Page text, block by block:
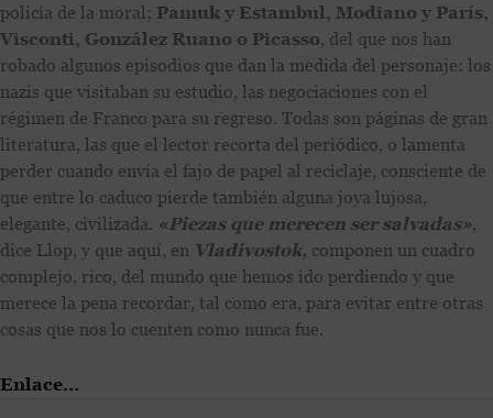
policía de la moral; Pamuk y Estambul, Modiano y París,
Visconti, González Ruano o Picasso, del que nos han
robado algunos episodios que dan la medida del personaje: los
nazis que visitaban su estudio, las negociaciones con el
régimen de Franco para su regreso. Todas son páginas de gran
literatura, las que el lector recorta del periódico, o lamenta
perder cuando envía el fajo de papel al reciclaje, consciente de
que entre lo caduco pierde también alguna joya lujosa,
elegante, civilizada. «Piezas que merecen ser salvadas»,
dice Llop, y que aquí, en Vladivostok, componen un cuadro
complejo, rico, del mundo que hemos ido perdiendo y que
merece la pena recordar, tal como era, para evitar entre otras
cosas que nos lo cuenten como nunca fue.
Enlace…